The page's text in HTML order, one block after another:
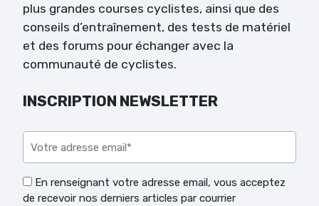
plus grandes courses cyclistes, ainsi que des
conseils d’entraînement, des tests de matériel
et des forums pour échanger avec la
communauté de cyclistes.
INSCRIPTION NEWSLETTER
En renseignant votre adresse email, vous acceptez
de recevoir nos derniers articles par courrier